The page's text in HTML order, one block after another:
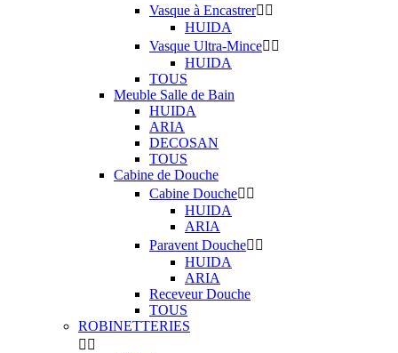
Vasque à Encastrer 
HUIDA
Vasque Ultra-Mince 
HUIDA
TOUS
Meuble Salle de Bain
HUIDA
ARIA
DECOSAN
TOUS
Cabine de Douche
Cabine Douche 
HUIDA
ARIA
Paravent Douche 
HUIDA
ARIA
Receveur Douche
TOUS
ROBINETTERIES
 